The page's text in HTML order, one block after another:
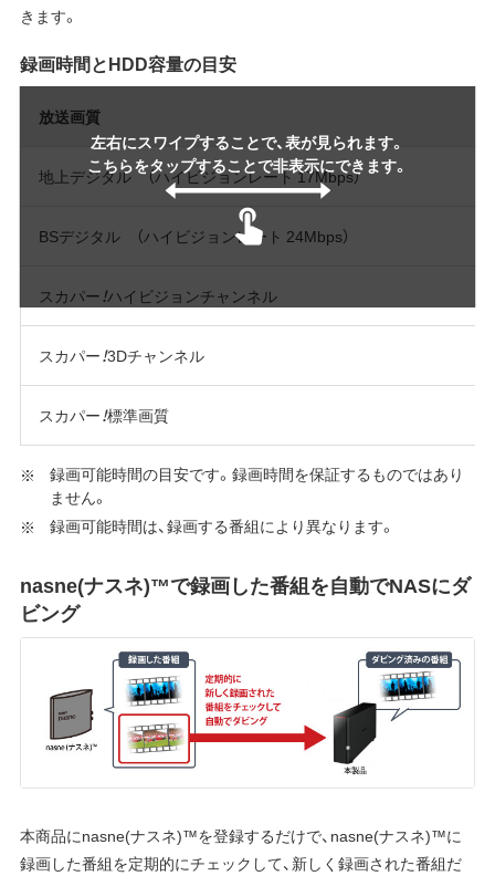
きます。
録画時間とHDD容量の目安
左右にスワイプすることで、表が見られます。
こちらをタップすることで非表示にできます。
放送画質
地上デジタル （ハイビジョンレート 17Mbps）
BSデジタル （ハイビジョンレート 24Mbps）
スカパー！ハイビジョンチャンネル
スカパー！3Dチャンネル
スカパー！標準画質
録画可能時間の目安です。録画時間を保証するものではあり
ません。
録画可能時間は、録画する番組により異なります。
nasne(ナスネ)™で録画した番組を自動でNASにダ
ビング
本商品にnasne(ナスネ)™を登録するだけで、nasne(ナスネ)™に
録画した番組を定期的にチェックして、新しく録画された番組だ